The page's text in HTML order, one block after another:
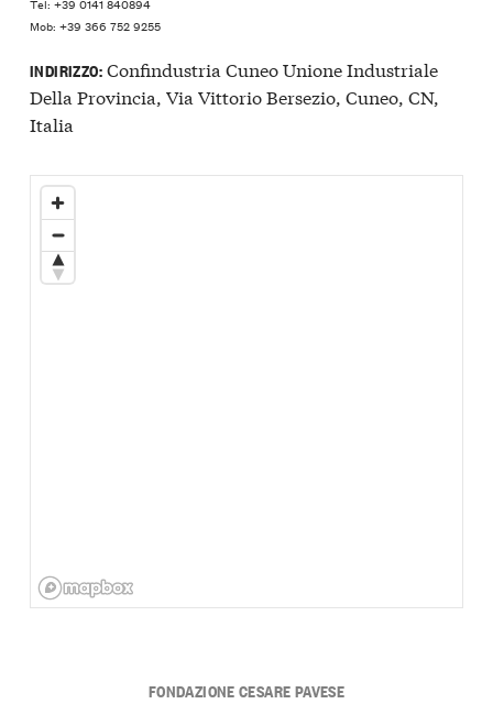
Mob: +39 366 752 9255
INDIRIZZO:Confindustria Cuneo Unione Industriale
Della Provincia, Via Vittorio Bersezio, Cuneo, CN,
Italia
FONDAZIONE CESARE PAVESE